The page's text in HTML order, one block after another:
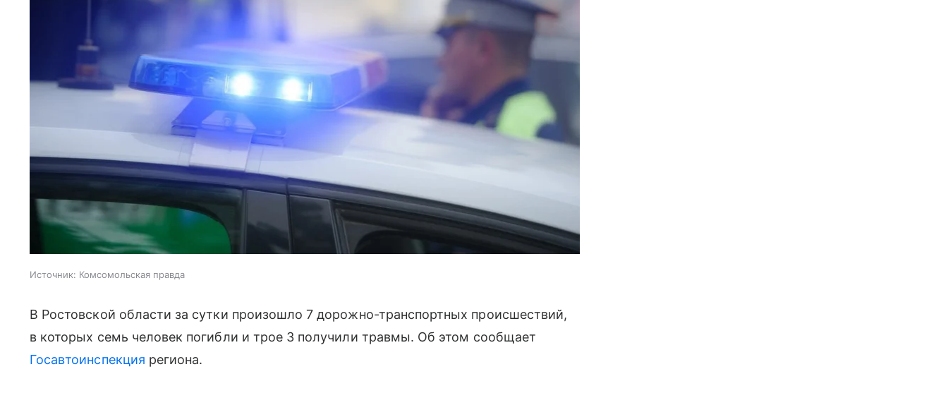
Источник: Комсомольская правда
В Ростовской области за сутки произошло 7 дорожно-транспортных происшествий,
в которых семь человек погибли и трое 3 получили травмы. Об этом сообщает
Госавтоинспекция региона.